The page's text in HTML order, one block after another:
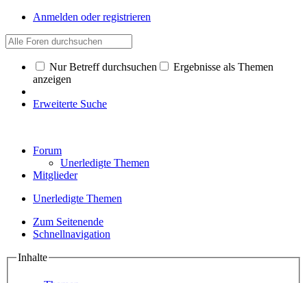
Anmelden oder registrieren
Nur Betreff durchsuchen
Ergebnisse als Themen
anzeigen
Erweiterte Suche
Forum
Unerledigte Themen
Mitglieder
Unerledigte Themen
Zum Seitenende
Schnellnavigation
Inhalte